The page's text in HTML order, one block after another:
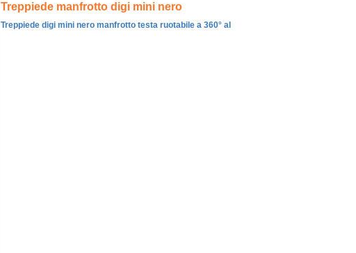
Treppiede manfrotto digi mini nero
Treppiede digi mini nero manfrotto testa ruotabile a 360° al